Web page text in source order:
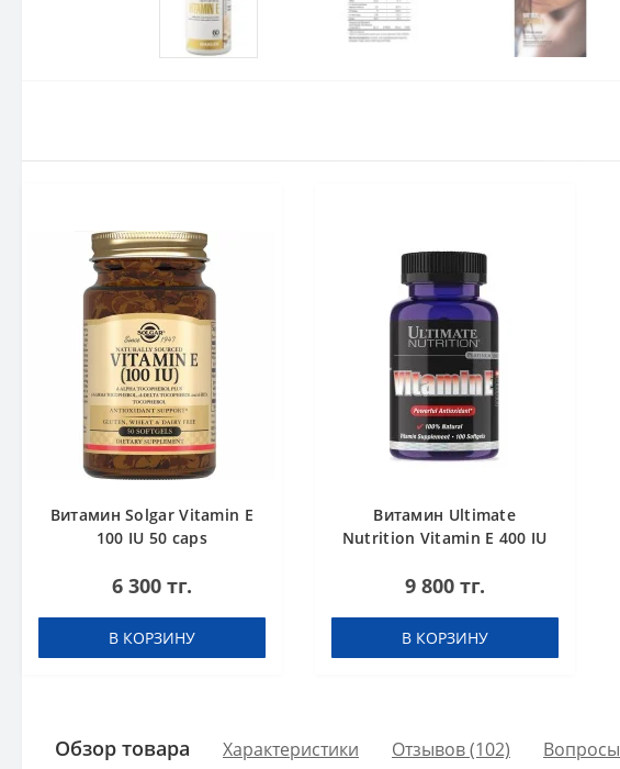
Витамин Solgar Vitamin E
100 IU 50 caps
6 300 тг.
В КОРЗИНУ
Витамин Ultimate
Nutrition Vitamin E 400 IU
9 800 тг.
В КОРЗИНУ
Обзор товара Характеристики Отзывов (102) Вопросы